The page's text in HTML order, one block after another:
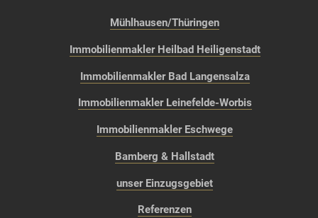
Mühlhausen/Thüringen
Immobilienmakler Heilbad Heiligenstadt
Immobilienmakler Bad Langensalza
Immobilienmakler Leinefelde-Worbis
Immobilienmakler Eschwege
Bamberg & Hallstadt
unser Einzugsgebiet
Referenzen